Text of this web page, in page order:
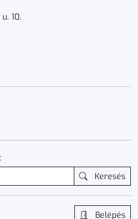
10.
Keresés
Belépés